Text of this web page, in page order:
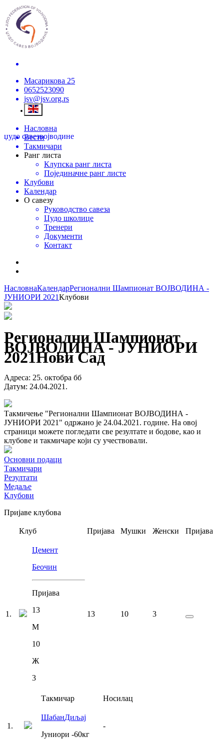
Масарикова 25
0652523090
jsv@jsv.org.rs
џудо савезвојводине
Насловна
Вести
Такмичари
Ранг листа
Клупска ранг листа
Појединачне ранг листе
Клубови
Календар
О савезу
Руководство савеза
Џудо школице
Тренери
Документи
Контакт
НасловнаКалендарРегионални Шампионат ВОЈВОДИНА -
ЈУНИОРИ 2021Клубови
Регионални Шампионат
ВОЈВОДИНА - ЈУНИОРИ
2021Нови Сад
Адреса: 25. октобра бб
Датум: 24.04.2021.
Такмичење "Регионални Шампионат ВОЈВОДИНА -
ЈУНИОРИ 2021" одржано је 24.04.2021. године. На овој
страници можете погледати све резултате и бодове, као и
клубове и такмичаре који су учествовали.
Основни подаци
Такмичари
Резултати
Медаље
Клубови
Пријаве клубова
Клуб Пријава Мушки Женски Пријава
1 .
Цемент
Беочин
Пријава
13
М
10
Ж
3
13 10 3
Такмичар Носилац
1 .
ШабанДиљај
Јуниори -60кг
-